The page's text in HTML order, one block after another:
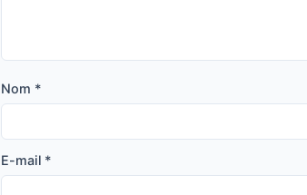
Nom *
E-mail *